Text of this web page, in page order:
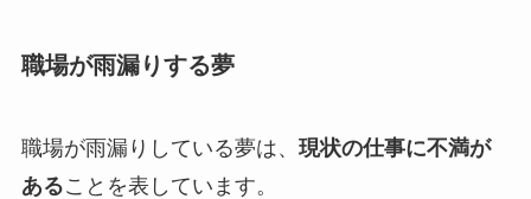
職場が雨漏りする夢
職場が雨漏りしている夢は、 現状の仕事に不満が
あることを表しています。